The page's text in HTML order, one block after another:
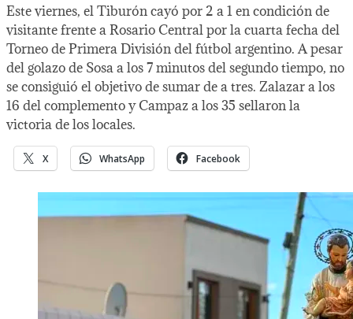
Este viernes, el Tiburón cayó por 2 a 1 en condición de
visitante frente a Rosario Central por la cuarta fecha del
Torneo de Primera División del fútbol argentino. A pesar
del golazo de Sosa a los 7 minutos del segundo tiempo, no
se consiguió el objetivo de sumar de a tres. Zalazar a los
16 del complemento y Campaz a los 35 sellaron la
victoria de los locales.
X WhatsApp Facebook